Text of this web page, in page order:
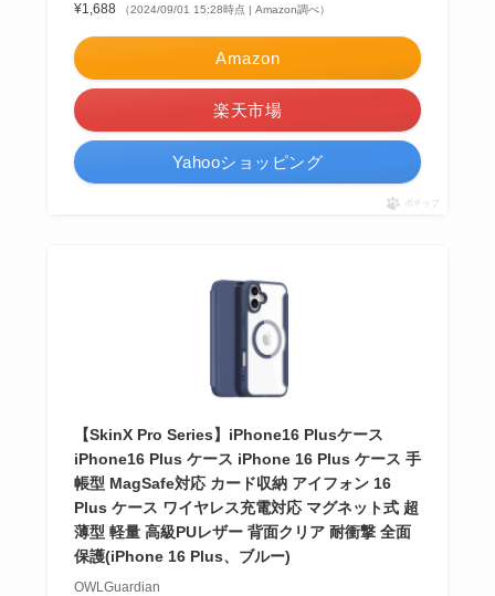
¥1,688
（2024/09/01 15:28時点 | Amazon調べ）
Amazon
楽天市場
Yahooショッピング
ポチップ
【SkinX Pro Series】iPhone16 Plusケース
iPhone16 Plus ケース iPhone 16 Plus ケース 手
帳型 MagSafe対応 カード収納 アイフォン 16
Plus ケース ワイヤレス充電対応 マグネット式 超
薄型 軽量 高級PUレザー 背面クリア 耐衝撃 全面
保護(iPhone 16 Plus、ブルー)
OWLGuardian